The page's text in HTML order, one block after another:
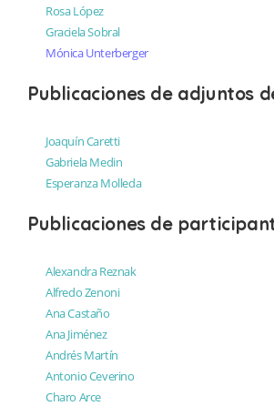
Rosa López
Graciela Sobral
Mónica Unterberger
Publicaciones de adjuntos
Joaquín Caretti
Gabriela Medin
Esperanza Molleda
Publicaciones de
Alexandra Reznak
Alfredo Zenoni
Ana Castaño
Ana Jiménez
Andrés Martín
Antonio Ceverino
Charo Arce